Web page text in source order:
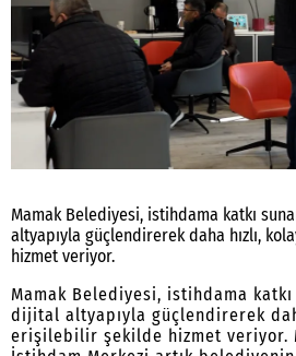
Mamak Belediyesi, istihdama katkı
altyapıyla güçlendirerek daha hızlı,
hizmet veriyor.
Mamak Belediyesi, istihdama
dijital altyapıyla güçlendirerek
erişilebilir şekilde hizmet veriyor.